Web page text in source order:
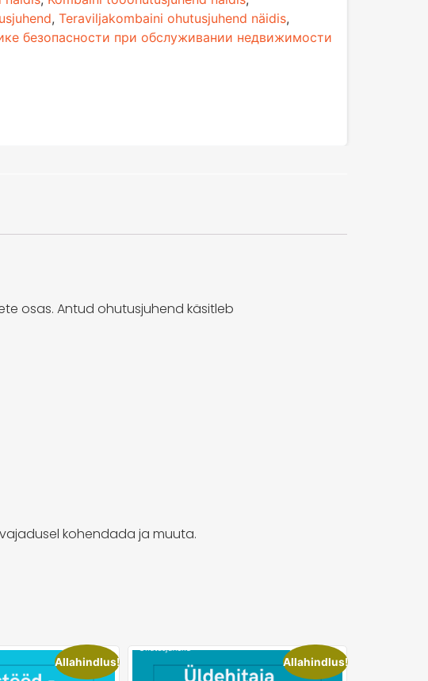
, Teraviljakombaini ohutusjuhend näidis,
безопасности при обслуживании недвижимости
osas. Antud ohutusjuhend käsitleb
kohendada ja muuta.
Allahindlus! Allahindlus!